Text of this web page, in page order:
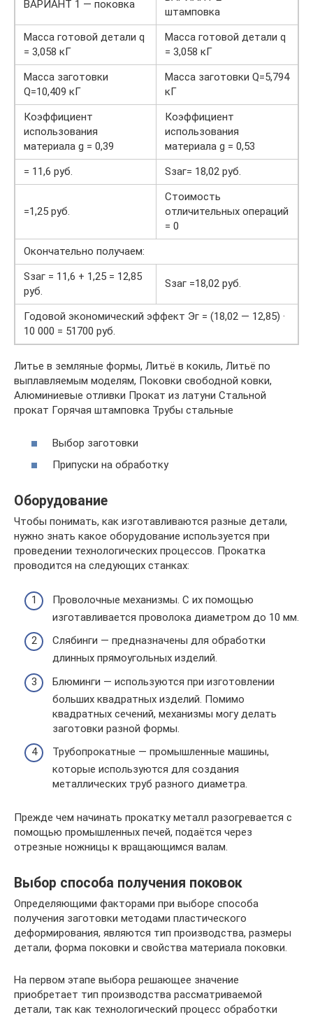
ВАРИАНТ 1 — поковка
штамповка
Масса готовой детали q
= 3,058 кГ
Масса готовой детали q
= 3,058 кГ
Масса заготовки
Q=10,409 кГ
Масса заготовки Q=5,794
кГ
Коэффициент
использования
материала g = 0,39
Коэффициент
использования
материала g = 0,53
= 11,6 руб.
Sзаг= 18,02 руб.
=1,25 руб.
Стоимость
отличительных операций
= 0
Окончательно получаем:
Sзаг = 11,6 + 1,25 = 12,85
руб.
Sзаг =18,02 руб.
Годовой экономический эффект Эг = (18,02 — 12,85) ·
10 000 = 51700 руб.
Литье в земляные формы, Литьё в кокиль, Литьё по
выплавляемым моделям, Поковки свободной ковки,
Алюминиевые отливки Прокат из латуни Стальной
прокат Горячая штамповка Трубы стальные
Выбор заготовки
Припуски на обработку
Оборудование
Чтобы понимать, как изготавливаются разные детали,
нужно знать какое оборудование используется при
проведении технологических процессов. Прокатка
проводится на следующих станках:
Проволочные механизмы. С их помощью
изготавливается проволока диаметром до 10 мм.
Слябинги — предназначены для обработки
длинных прямоугольных изделий.
Блюминги — используются при изготовлении
больших квадратных изделий. Помимо
квадратных сечений, механизмы могу делать
заготовки разной формы.
Трубопрокатные — промышленные машины,
которые используются для создания
металлических труб разного диаметра.
Прежде чем начинать прокатку металл разогревается с
помощью промышленных печей, подаётся через
отрезные ножницы к вращающимся валам.
Выбор способа получения поковок
Определяющими факторами при выборе способа
получения заготовки методами пластического
деформирования, являются тип производства, размеры
детали, форма поковки и свойства материала поковки.
На первом этапе выбора решающее значение
приобретает тип производства рассматриваемой
детали, так как технологический процесс обработки